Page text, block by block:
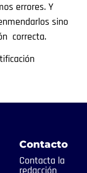
errores. Y
sino
correcta.
Contacto
Contacta la